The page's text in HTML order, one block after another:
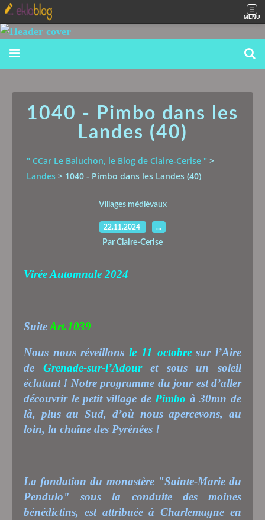
MENU
1040 - Pimbo dans les
Landes (40)
" CCar Le Baluchon, le Blog de Claire-Cerise " >
Landes > 1040 - Pimbo dans les Landes (40)
Villages médiévaux
22.11.2024 …
Par Claire-Cerise
Virée Automnale 2024
SuiteArt.1039
Nous nous réveillonsle 11 octobresur l’Aire
de Grenade-sur-l’Adouret sous un soleil
éclatant ! Notre programme du jour est d’aller
découvrir le petit village de Pimbo à 30mn de
là, plus au Sud, d’où nous apercevons, au
loin, la chaîne des Pyrénées !
La fondation du monastère "Sainte-Marie du
Pendulo" sous la conduite des moines
bénédictins, est attribuée à Charlemagne en